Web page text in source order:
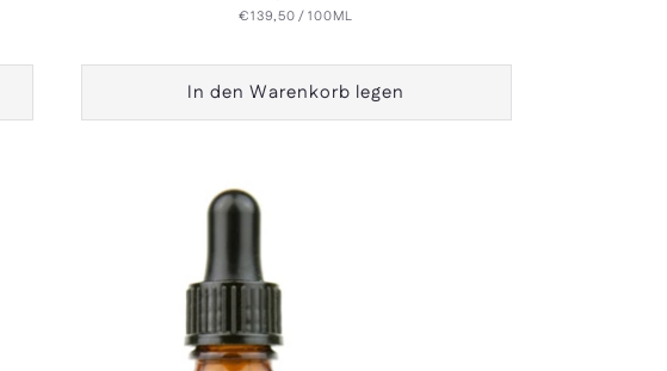
Preis
GRUNDPREIS
€139,50/PRO
100ML
In den Warenkorb legen